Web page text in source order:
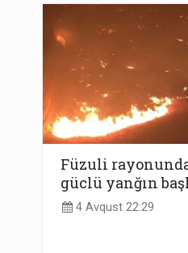
Füzuli
güclü yanğın
4 Avqust 22:29